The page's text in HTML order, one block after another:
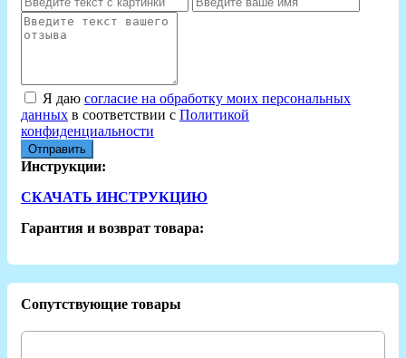
Я даю согласие на обработку моих персональных
данных в соответствии с Политикой
конфиденциальности
Отправить
Инструкции:
СКАЧАТЬ ИНСТРУКЦИЮ
Гарантия и возврат товара:
Сопутствующие товары